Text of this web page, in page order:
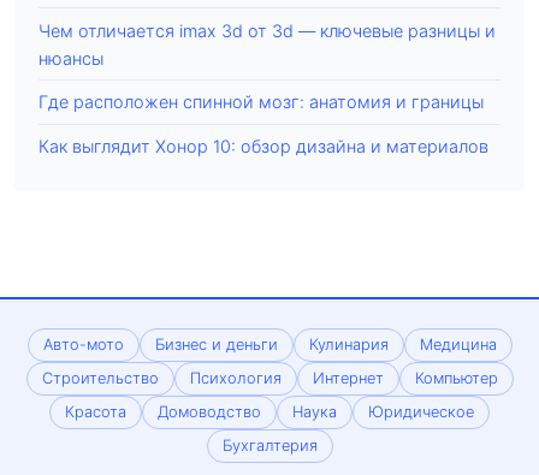
Чем отличается imax 3d от 3d — ключевые разницы и
нюансы
Где расположен спинной мозг: анатомия и границы
Как выглядит Хонор 10: обзор дизайна и материалов
Авто-мото Бизнес и деньги Кулинария
Медицина
Строительство
Психология Интернет
Компьютер
Красота
Домоводство Наука
Юридическое
Бухгалтерия